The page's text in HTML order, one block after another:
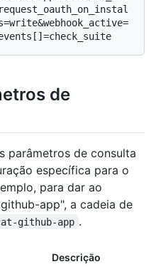
de
parâmetros de consulta
específica para o
para dar ao
app", a cadeia de
github-app .
Descrição